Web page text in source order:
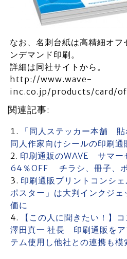
なお、名刺台紙は高精細オ
ンデマンド印刷。
詳細は同社サイトから。
http://www.wave-
inc.co.jp/products/card/
関連記事:
「同人ステッカー本舗
同人作家向けシールの印刷通
印刷通販のWAVE サマ
64％OFF チラシ、冊子、
印刷通販プリントコンシ
ポスター」は大判インクジ
価に
【この人に聞きたい！】
澤田真一 社長 印刷通販を
テム使用し他社との連携も模